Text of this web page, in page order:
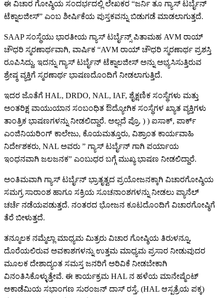
ಈ ವಿಚಾರ ಗೋಷ್ಠಿಯ ಸಂದರ್ಭದಲ್ಲಿ ಲೇಖಕರ “ಜರ್ನಿ ತೂ ಗ್ಯಾಸ್ ಟರ್ಬೈನ್
ಟೆಕ್ನಾಲಜೀಸ್” ಎಂಬ ಶೀರ್ಷಿಕೆಯ ಪುಸ್ತಕವನ್ನು ಬಿಡುಗಡೆ ಮಾಡಲಾಗುತ್ತದೆ.
SAAP ಸಂಸ್ಥೆಯು ಭಾರತೀಯ ಗ್ಯಾಸ್ ಟರ್ಬೈನ್ಸ್ ಪಿತಾಮಹ AVM ರಾಯ್
ಚೌಧರಿ ಸ್ಮರಣಾರ್ಥವಾಗಿ, ವಾರ್ಷಿಕ “AVM ರಾಯ್ ಚೌಧರಿ ಸ್ಮರಣಾರ್ಥ ಪ್ರಶಸ್ತಿ
ರೂಪಿಸಿದ್ದು, ಇದನ್ನು ಗ್ಯಾಸ್ ಟರ್ಬೈನ್ ಟೆಕ್ನಾಲಜೀಸ್ ಅನ್ನು ಅಭ್ಯಸಿಸುತ್ತಿರುವ
ಶ್ರೇಷ್ಠ ವ್ಯಕ್ತಿಗೆ ಸ್ಮರಣಾರ್ಥ ಭಾಷಣದೊಂದಿಗೆ ನೀಡಲಾಗುತ್ತಿದೆ.
ಇದರ ಜೊತೆಗೆ HAL, DRDO, NAL, IAF, ಶೈಕ್ಷಣಿಕ ಸಂಸ್ಥೆಗಳು ಮತ್ತು
ಅಂತರಿಕ್ಷ ವಾಯುಯಾನ ಸಂಬಂಧಿತ ಔದ್ಯೋಗಿಕ ಸಂಸ್ಥೆಗಳ ಖ್ಯಾತ ವ್ಯಕ್ತಿಗಳು
ತಾಂತ್ರಿಕ ಭಾಷಣಗಳನ್ನು ನೀಡಲಿದ್ದಾರೆ. ಅಲ್ಲದೆ ಪ್ರೊ. ) ) ಐಸಾಕ್, ಪಾರ್ಕ್
ಎಂಜಿನಿಯರಿಂಗ್ ಕಾಲೇಜು, ಕೊಯಮತ್ತೂರು, ವಿಶ್ರಾಂತ ಕಾರ್ಯವಾಹಿ
ನಿರ್ದೇಶಕರು, NAL ಅವರು ” ಗ್ಯಾಸ್ ಟರ್ಬೈನ್ ಗಾಗಿ ಪರ್ಯಾಯ
ಇಂಧನವಾಗಿ ಜಲಜನಕ” ಎಂಬುಧರ ಬಗ್ಗೆ ಮುಖ್ಯ ಭಾಷಣ ನೀಡಲಿದ್ದಾರೆ.
ಅಂತಿಮವಾಗಿ ಗ್ಯಾಸ್ ಟರ್ಬೈನ್ ಭ್ರಾತೃತ್ವದ ಪ್ರಯೋಜನಕ್ಕಾಗಿ ವಿಚಾರಗೋಷ್ಠಿಯ
ಸಮಗ್ರ ಸಾರಾಂಶ ಹಾಗೂ ಸಕ್ರಿಯ ಸೂಚನಾಂಶಗಳನ್ನು ನೀಡಲು ಪ್ಯಾನೆಲ್
ಚರ್ಚೆ ನಡೆಯಪಡುತ್ತದೆ. ನಂತರದ ಭೋಜನ ಕೂಟದೊಂದಿಗೆ ವಿಚಾರಗೋಷ್ಠಿಗೆ
ತೆರೆ ಬೀಳುತ್ತದೆ.
ತನ್ಮೂಲಕ ನಮ್ಮೆಲ್ಲಾ ಮಾಧ್ಯಮ ಮಿತ್ರರು ವಿಚಾರ ಗೋಷ್ಠಿಯ ತಿರುಳನ್ನೂ,
ದೊರೆಯಲಿರುವ ಅವಕಾಶಗಳನ್ನು ಉತ್ತಮ ಮಾಧ್ಯಮ ಪ್ರಸಾರ ನೀಡುವುದರ
ಮೂಲಕ ದೇಶಾದ್ಯಂತ ಸಮಸ್ತ ಜನರಿಗೆ ಅರಿವಿಕೆ ನೀಡಬೇಕಾಗಿ
ವಿನಂತಿಸಿಕೊಳ್ಳುತ್ತೇವೆ. ಈ ಕಾರ್ಯಕ್ರಮ HAL ನ ಹಳೆಯ ಮಾನೇಷ್ಮೆಂಟ್
ಅಕಾಡೆಮಿಯ ಸಭಾಂಗಣ ಸುರಂಜನ್ ದಾಸ್ ರಸ್ತೆ, (HAL ಆಸ್ಪತ್ರೆಯ ಪಕ್ಕ)